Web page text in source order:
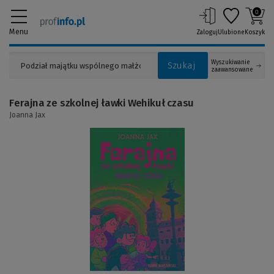
Menu
Szukaj
Wyszukiwanie
zaawansowane
ZalogujUlubione
0
Koszyk
Ferajna ze szkolnej ławki Wehikuł czasu
Joanna Jax